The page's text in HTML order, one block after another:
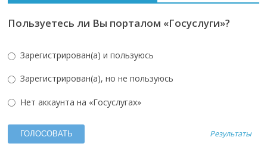
Пользуетесь ли Вы порталом «Госуслуги»?
Зарегистрирован(а) и пользуюсь
Зарегистрирован(а), но не пользуюсь
Нет аккаунта на «Госуслугах»
Результаты